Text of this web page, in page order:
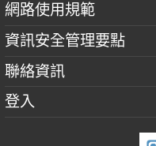
網路使用規範
資訊安全管理要點
聯絡資訊
登入